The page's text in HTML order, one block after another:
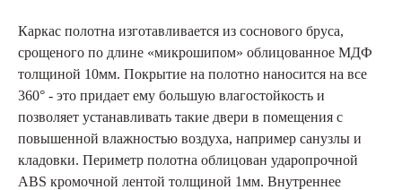
Каркас полотна изготавливается из соснового бруса,
срощеного по длине «микрошипом» облицованное МДФ
толщиной 10мм. Покрытие на полотно наносится на все
360° - это придает ему большую влагостойкость и
позволяет устанавливать такие двери в помещения с
повышенной влажностью воздуха, например санузлы и
кладовки. Периметр полотна облицован ударопрочной
ABS кромочной лентой толщиной 1мм. Внутреннее